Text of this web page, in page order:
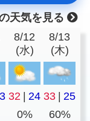
天気を見る
8/12
(水)
8/13
(木)
32 | 24 33 | 25
0% 60%